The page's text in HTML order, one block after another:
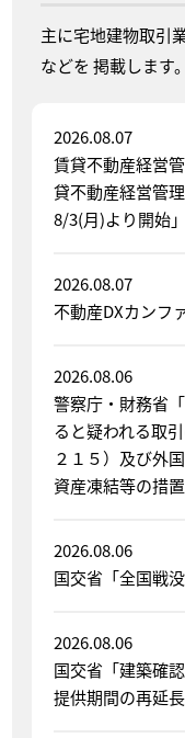
主に宅地建物取引
などを 掲載します。
2026.08.07
賃貸不動産経営
貸不動産経営管
8/3(月)より開始」
2026.08.07
不動産DXカンフ
2026.08.06
警察庁・財務省
ると疑われる取
２１５）及び外
資産凍結等の措
2026.08.06
国交省「全国戦
2026.08.06
国交省「建築確
提供期間の再延長